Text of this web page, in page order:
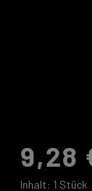
9,28
Inhalt: 1 Stück